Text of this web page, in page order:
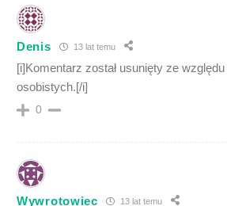
Denis 13 lat temu
[i]Komentarz został usunięty ze
osobistych.[/i]
0
Wywrotowiec 13 lat temu